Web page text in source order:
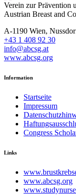
Verein zur Prävention
Austrian Breast and
A-1190 Wien,
+43 1 408 92 30
info@abcsg.at
www.abcsg.org
Information
Startseite
Impressum
Congress
Links
www.abcsg.org